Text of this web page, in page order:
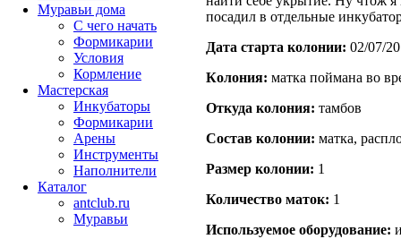
посадил в отдельные
Дата старта кoлонии: 02/07/
Кoлония: матка поймана во
Откуда кoлония: тамбов
Состав кoлонии: матка,
Размер кoлонии: 1
Количество маток: 1
Используемое оборудование:
Муравьи дома
С чего начать
Формикарии
Условия
Кормление
Мастерская
Инкубаторы
Формикарии
Арены
Инструменты
Наполнители
Каталог
antclub.ru
Муравьи